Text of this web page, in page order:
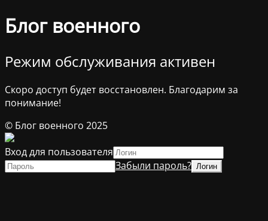
Блог военного
Режим обслуживания активен
Скоро доступ будет восстановлен. Благодарим за
понимание!
© Блог военного 2025
Вход для пользователя
Забыли пароль?